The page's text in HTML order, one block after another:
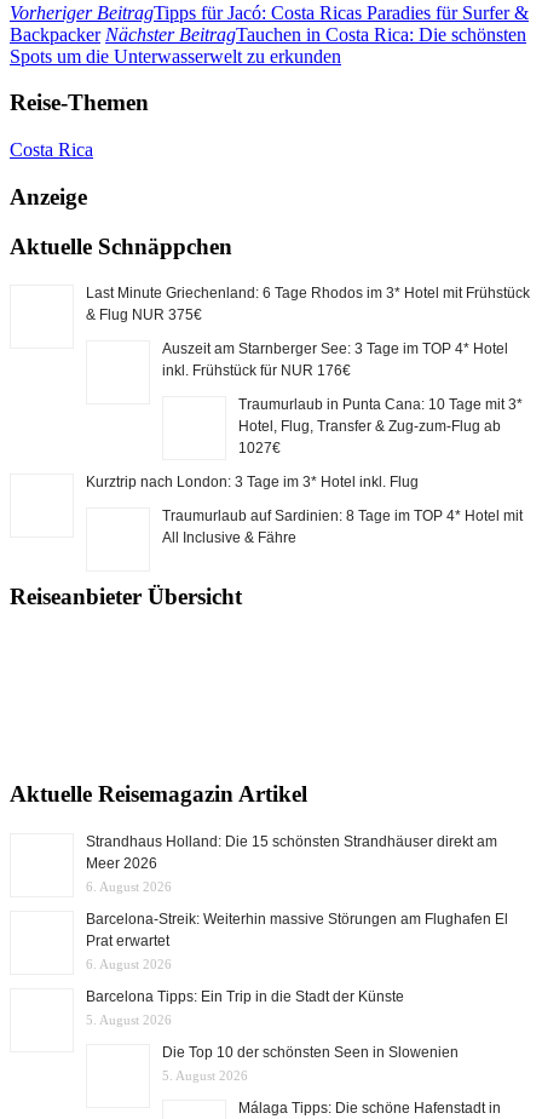
Vorheriger BeitragTipps für Jacó: Costa Ricas Paradies für Surfer &
Backpacker Nächster BeitragTauchen in Costa Rica: Die schönsten
Spots um die Unterwasserwelt zu erkunden
Reise-Themen
Costa Rica
Anzeige
Aktuelle Schnäppchen
Last Minute Griechenland: 6 Tage Rhodos im 3* Hotel mit Frühstück
& Flug NUR 375€
Auszeit am Starnberger See: 3 Tage im TOP 4* Hotel
inkl. Frühstück für NUR 176€
Traumurlaub in Punta Cana: 10 Tage mit 3*
Hotel, Flug, Transfer & Zug-zum-Flug ab
1027€
Kurztrip nach London: 3 Tage im 3* Hotel inkl. Flug
Traumurlaub auf Sardinien: 8 Tage im TOP 4* Hotel mit
All Inclusive & Fähre
Reiseanbieter Übersicht
Aktuelle Reisemagazin Artikel
Strandhaus Holland: Die 15 schönsten Strandhäuser direkt am
Meer 2026
6. August 2026
Barcelona-Streik: Weiterhin massive Störungen am Flughafen El
Prat erwartet
6. August 2026
Barcelona Tipps: Ein Trip in die Stadt der Künste
5. August 2026
Die Top 10 der schönsten Seen in Slowenien
5. August 2026
Málaga Tipps: Die schöne Hafenstadt in